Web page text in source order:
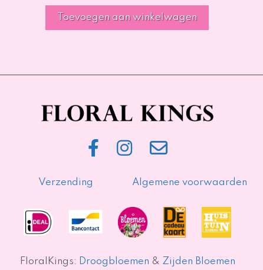
Toevoegen aan winkelwagen
Verzending Algemene voorwaarden
FloralKings: Droogbloemen & Zijden Bloemen